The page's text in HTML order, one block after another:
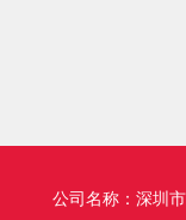
公司名称：深圳